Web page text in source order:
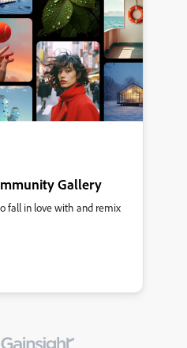
Gallery
fall in love with and remix